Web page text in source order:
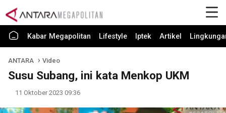
Kabar Megapolitan Lifestyle Iptek Artikel
ANTARA Video
Susu Subang, ini kata Menkop UKM
11 Oktober 2023 09:36